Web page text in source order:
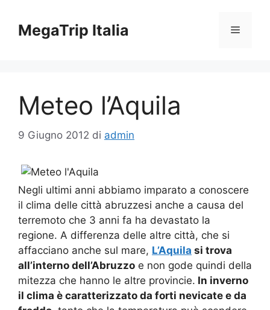
contenuto
MegaTrip Italia Menu
Meteo l’Aquila
9 Giugno 2012 di admin
Negli ultimi anni abbiamo imparato a conoscere
il clima delle città abruzzesi anche a causa del
terremoto che 3 anni fa ha devastato la
regione. A differenza delle altre città, che si
affacciano anche sul mare, L’Aquila si trova
all’interno dell’Abruzzo e non gode quindi della
mitezza che hanno le altre provincie. In inverno
il clima è caratterizzato da forti nevicate e da